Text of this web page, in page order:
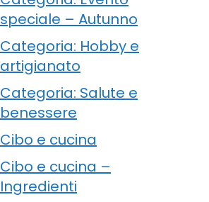
speciale – Autunno
Categoria: Hobby e
artigianato
Categoria: Salute e
benessere
Cibo e cucina
Cibo e cucina –
Ingredienti